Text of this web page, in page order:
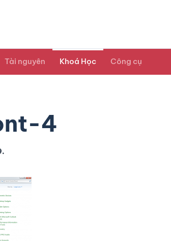
Tài nguyên Khoá Học Công cụ
4
.